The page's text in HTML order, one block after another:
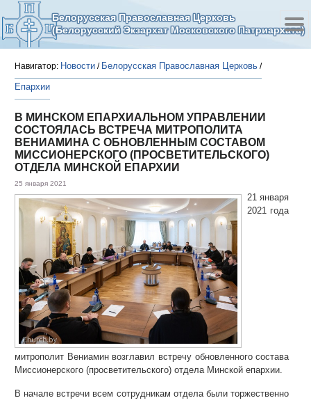
Белорусская Православная Церковь
(Белорусский Экзархат Московского Патриархата)
Навигатор: Новости / Белорусская Православная Церковь /
Епархии
В МИНСКОМ ЕПАРХИАЛЬНОМ УПРАВЛЕНИИ
СОСТОЯЛАСЬ ВСТРЕЧА МИТРОПОЛИТА
ВЕНИАМИНА С ОБНОВЛЕННЫМ СОСТАВОМ
МИССИОНЕРСКОГО (ПРОСВЕТИТЕЛЬСКОГО)
ОТДЕЛА МИНСКОЙ ЕПАРХИИ
25 января 2021
21 января
2021 года
митрополит Вениамин возглавил встречу обновленного состава
Миссионерского (просветительского) отдела Минской епархии.
В начале встречи всем сотрудникам отдела были торжественно